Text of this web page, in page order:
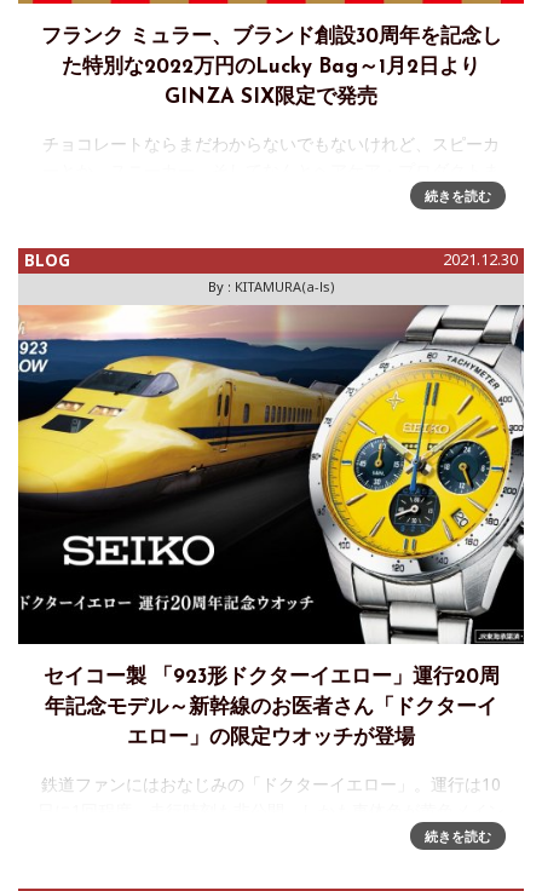
フランク ミュラー、ブランド創設30周年を記念し
た特別な2022万円のLucky Bag～1月2日より
GINZA SIX限定で発売
チョコレートならまだわからないでもないけれど、スピーカ
で、最近のフランク・ミュラーの振り幅ったらすごい。そん
えるようで、それを
続きを読む
BLOG 2021.12.30
By : KITAMURA(a-ls)
セイコー製 「923形ドクターイエロー」運行20周
年記念モデル～新幹線のお医者さん「ドクターイ
エロー」の限定ウオッチが登場
鉄道ファンにはおなじみの「ドクターイエロー」。運行は10
という実に縁起物的な輝きに満ちていることから、映画の
続きを読む